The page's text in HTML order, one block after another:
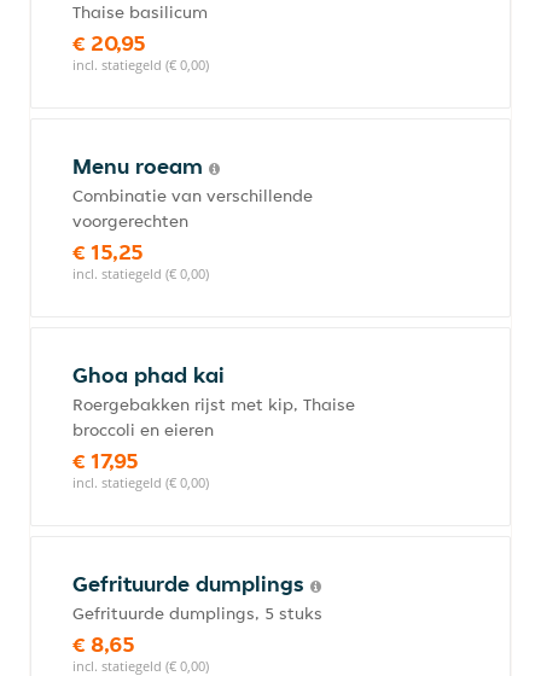
Thaise basilicum
€ 20,95
incl. statiegeld (€ 0,00)
Menu roeam
Combinatie van verschillende
voorgerechten
€ 15,25
incl. statiegeld (€ 0,00)
Ghoa phad kai
Roergebakken rijst met kip, Thaise
broccoli en eieren
€ 17,95
incl. statiegeld (€ 0,00)
Gefrituurde dumplings
Gefrituurde dumplings, 5 stuks
€ 8,65
incl. statiegeld (€ 0,00)